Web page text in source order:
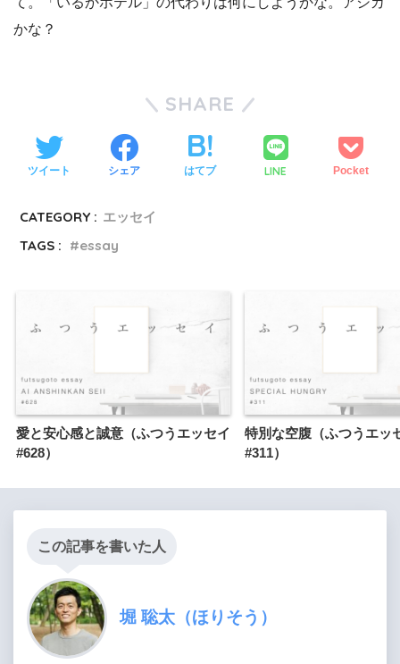
かな？
SHARE
ツイート シェア はてブ LINE Pocket
CATEGORY : エッセイ
TAGS :
essay
愛と安心感と誠意（ふつうエッセイ
#628）
特別な空腹（ふつうエッ
#311）
この記事を書いた人
堀 聡太（ほりそう）